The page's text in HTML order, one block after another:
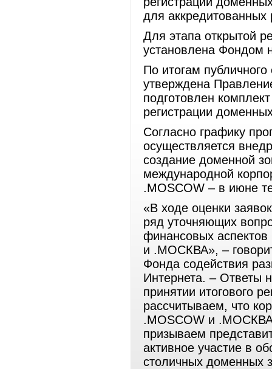
для аккредитованных
Для этапа открытой
установлена Фондом
По итогам
утверждена
подготовлен
регистрации
Согласно графику
осуществляется
создание доменной
международной
.MOSCOW – в июне
«В ходе оценки
ряд уточняющих
финансовых
и .МОСКВА», –
Фонда содействия
Интернета. – Ответы
принятии итогового
рассчитываем, что
.MOSCOW и
призываем
активное участие в
столичных доменных